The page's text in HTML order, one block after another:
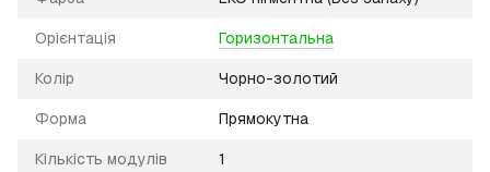
Орієнтація Горизонтальна
Колір Чорно-золотий
Форма Прямокутна
Кількість модулів 1